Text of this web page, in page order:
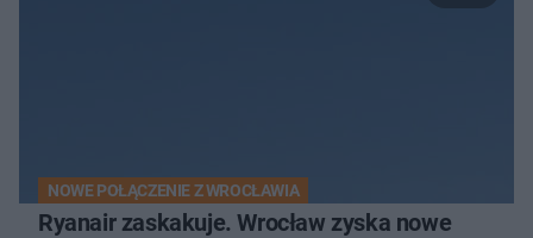
NOWE POŁĄCZENIE Z WROCŁAWIA
Ryanair zaskakuje. Wrocław zyska nowe